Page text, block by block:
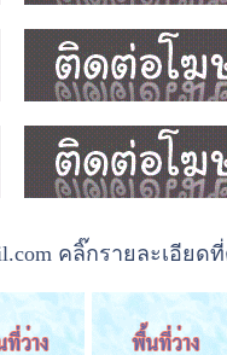
คลิ๊กรายละเอียด